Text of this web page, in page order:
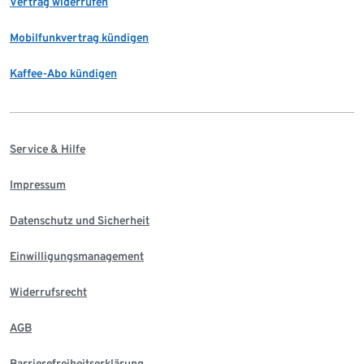
Mobilfunkvertrag kündigen
Kaffee-Abo kündigen
Service & Hilfe
Impressum
Datenschutz und Sicherheit
Einwilligungsmanagement
Widerrufsrecht
AGB